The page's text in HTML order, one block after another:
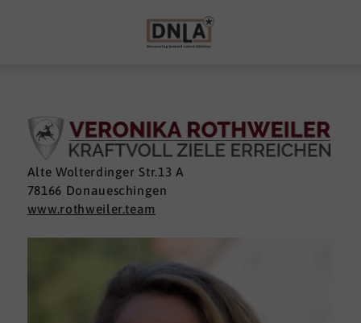
Alte Wolterdinger Str.13 A
78166 Donaueschingen
www.rothweiler.team